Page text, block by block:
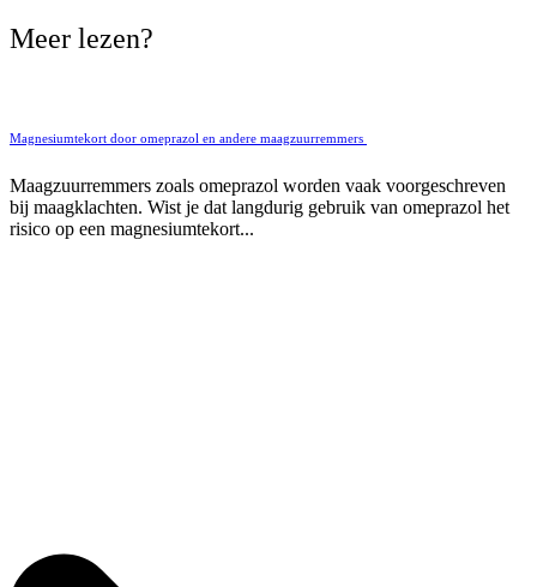
Meer lezen?
Magnesiumtekort door omeprazol en andere maagzuurremmers
Maagzuurremmers zoals omeprazol worden vaak voorgeschreven
bij maagklachten. Wist je dat langdurig gebruik van omeprazol het
risico op een magnesiumtekort...